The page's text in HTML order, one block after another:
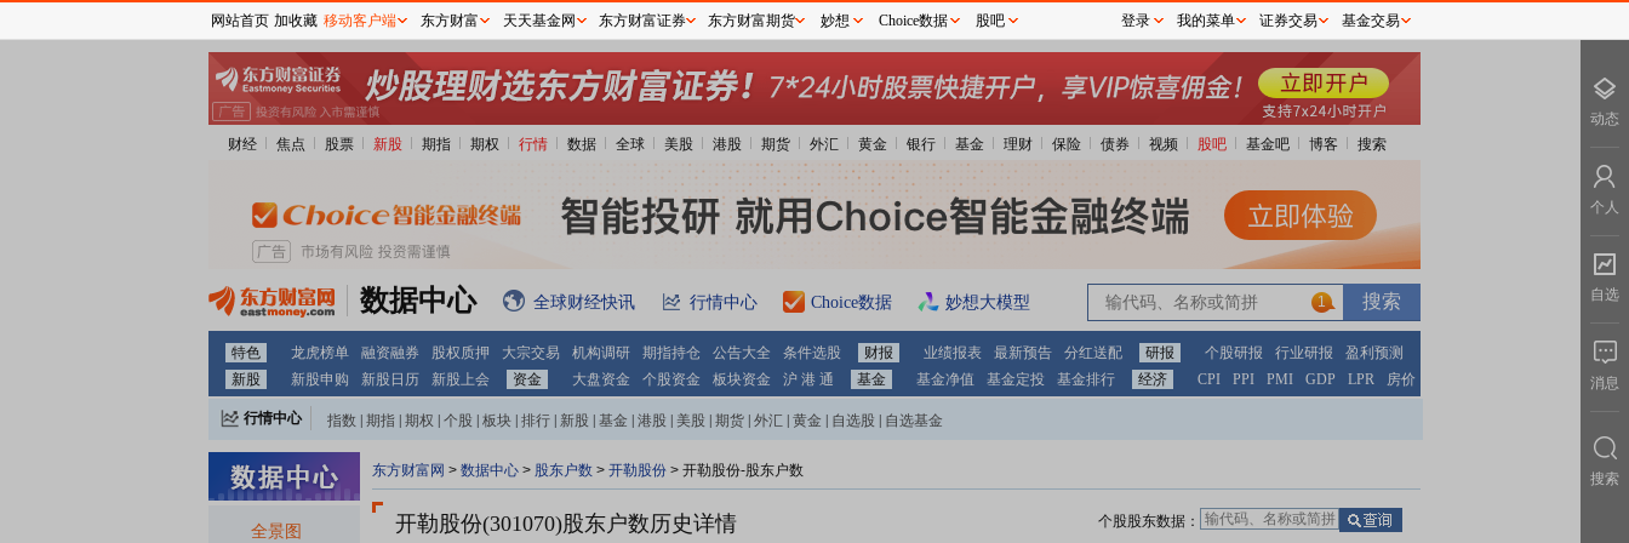
财经 焦点 股票 新股 期指 期权 行情 数据 全球 美股 港股 期货 外汇 黄金 银行 基金 理财 保险 债券 视频 股吧 基金吧 博客 搜索
数据中心 全球财经快讯 行情中心 Choice数据 妙想大模型 1
特色 龙虎榜单 融资融券 股权质押 大宗交易 机构调研 期指持仓 公告大全 条件选股 财报 业绩报表 最新预告 分红送配 研报 个股研报 行业研报
盈利预测
新股
新股申购 新股日历 新股上会 资金 大盘资金 个股资金 板块资金 沪 港 通 基金 基金净值 基金定投 基金排行 经济 CPI PPI PMI GDP LPR 房价
行情中心 指数 期指 期权 个股 板块 排行 新股 基金 港股 美股 期货 外汇 黄金 自选股 自选基金
全景图
东方财富网 > 数据中心 > 股东户数 > 开勒股份 > 开勒股份-股东户数
开勒股份(301070)股东户数历史详情 个股股东数据：
网站首页 加收藏 移动客户端 东方财富 天天基金网 东方财富证券 东方财富期货 妙想 Choice数据 股吧 登录 我的菜单 证券交易 基金交易
动态
个人
自选
消息
搜索